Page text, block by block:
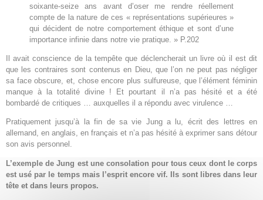
soixante-seize ans avant d’oser me rendre réellement
compte de la nature de ces « représentations supérieures »
qui décident de notre comportement éthique et sont d’une
importance infinie dans notre vie pratique. » P.202
Il avait conscience de la tempête que déclencherait un livre où il est dit
que les contraires sont contenus en Dieu, que l’on ne peut pas négliger
sa face obscure, et, chose encore plus sulfureuse, que l’élément féminin
manque à la totalité divine ! Et pourtant il n’a pas hésité et a été
bombardé de critiques … auxquelles il a répondu avec virulence …
Pratiquement jusqu’à la fin de sa vie Jung a lu, écrit des lettres en
allemand, en anglais, en français et n’a pas hésité à exprimer sans détour
son avis personnel.
L’exemple de Jung est une consolation pour tous ceux dont le corps
est usé par le temps mais l’esprit encore vif. Ils sont libres dans leur
tête et dans leurs propos.